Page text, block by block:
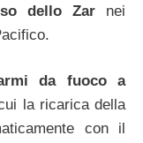
dello Zar nei
da fuoco a
la ricarica della
con il